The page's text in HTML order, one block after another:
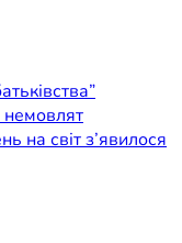
немовлят
на світ з’явилося